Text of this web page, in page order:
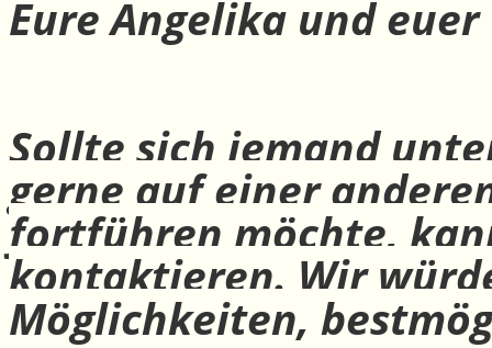
Eure Angelika und
Sollte sich jemand
gerne auf einer
fortführen möchte,
kontaktieren. Wir
Möglichkeiten,